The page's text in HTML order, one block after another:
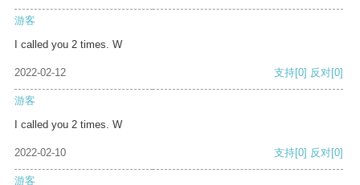
游客
I called you 2 times. W
2022-02-12 支持[0] 反对[0]
游客
I called you 2 times. W
2022-02-10 支持[0] 反对[0]
游客